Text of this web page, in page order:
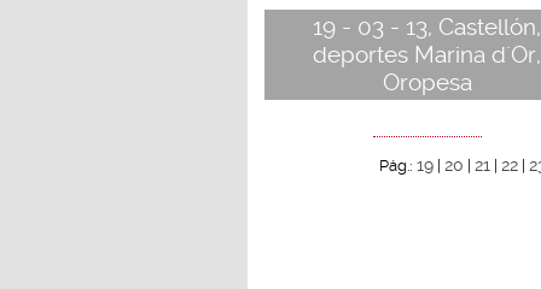
19 - 03 - 13, Castellón,
deportes Marina d´Or,
Oropesa
Pág.:19 |20 |21 |22 |